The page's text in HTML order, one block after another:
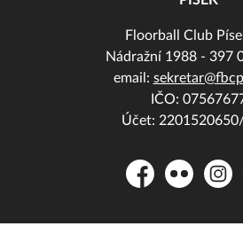
Floorball Club
Nádražní 1988 - 397
email:
IČO:
Účet:
FacebookFlickr